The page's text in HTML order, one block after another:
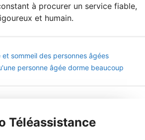
à procurer un service fiable,
et humain.
et sommeil des personnes âgées
personne âgée dorme beaucoup
Téléassistance